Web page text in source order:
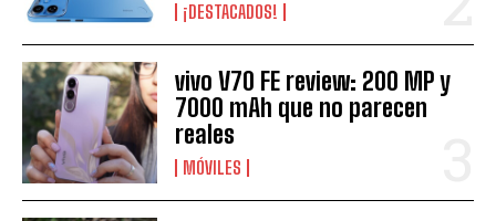
¡DESTACADOS!
vivo V70 FE review: 200 MP y
7000 mAh que no parecen
reales
MÓVILES